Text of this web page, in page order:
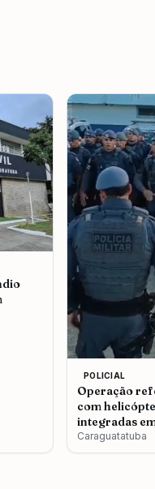
POLICIAL
Operação
com
integradas
Caraguatatuba